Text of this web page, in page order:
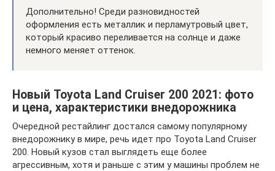
Дополнительно! Среди разновидностей
оформления есть металлик и перламутровый цвет,
который красиво переливается на солнце и даже
немного меняет оттенок.
Новый Toyota Land Cruiser 200 2021: фото
и цена, характеристики внедорожника
Очередной рестайлинг достался самому популярному
внедорожнику в мире, речь идет про Toyota Land Cruiser
200. Новый кузов стал выглядеть еще более
агрессивным, хотя и раньше с этим у машины проблем не